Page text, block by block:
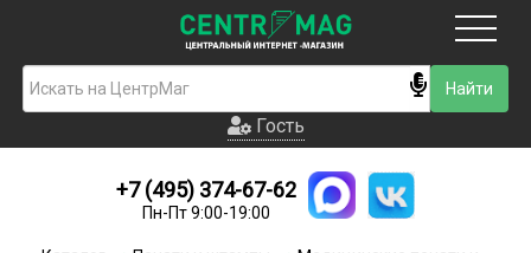
Гость
Новинки
Гость
+7 (495) 374-67-62
Пн-Пт 9:00-19:00